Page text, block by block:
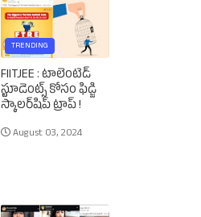
TRENDING
FIITJEE : టాలెంటెడ్‌
స్టూడెంట్స్‌ కోసం ఫిడ్జి
స్కాలర్‌షిప్‌ ట్రాప్‌ !
August 03, 2024